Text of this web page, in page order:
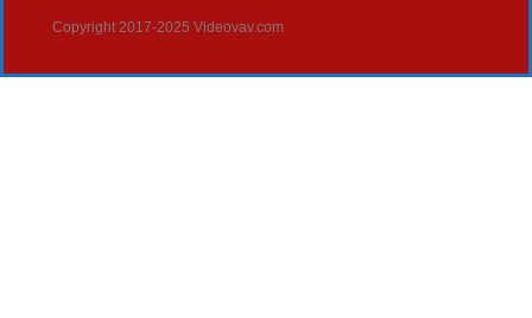
Copyright 2017-2025 Videovav.com